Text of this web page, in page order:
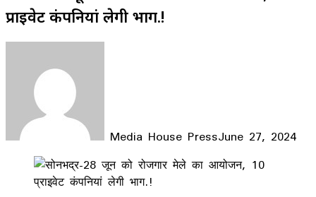
प्राइवेट कंपनियां लेगी भाग.!
Media House PressJune 27, 2024
Facebook
LinkedIn
WhatsApp
Telegram